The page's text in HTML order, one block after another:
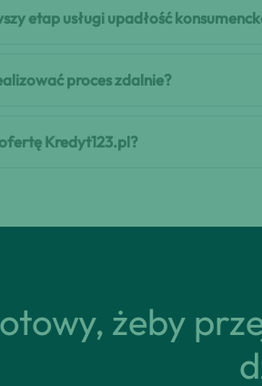
etap usługi upadłość
proces zdalnie?
Kredyt123.pl?
żeby